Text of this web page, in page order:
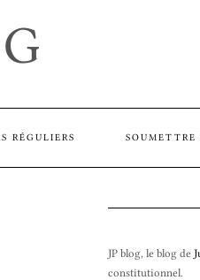
RÉGULIERS
JP blog, le blog de
constitutionnel.